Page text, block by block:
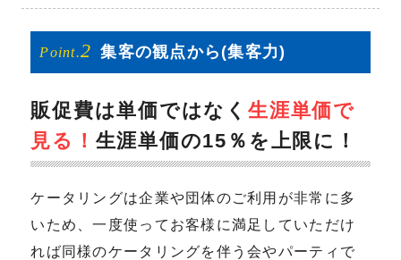
Point.2 集客の観点から (集客力)
販促費は単価ではなく 生涯単価で
見る！ 生涯単価の15％を上限に！
ケータリングは企業や団体のご利用が非常に多
いため、一度使ってお客様に満足していただけ
れば同様のケータリングを伴う会やパーティで